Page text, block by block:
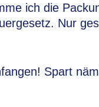
ich die
Nur
Spart